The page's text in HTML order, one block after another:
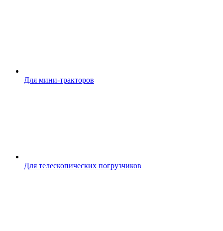
Для мини-тракторов
Для телескопических погрузчиков